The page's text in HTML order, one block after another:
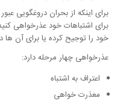
برای اینکه از بحران دروغگویی
برای اشتباهات خود عذرخواهی
خود را توجیح کرده یا برای آن ها
عذرخواهی چهار مرحله دارد:
اعتراف به اشتباه
معذرت خواهی